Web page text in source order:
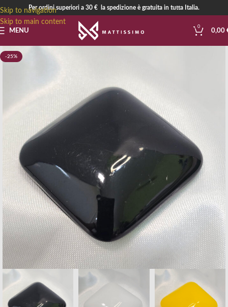
Skip to navigation
Skip to main content
Per ordini superiori a 30 € la spedizione è gratuita in tutta Italia.
MENU
0
0,00
-25%